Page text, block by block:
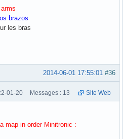
brazos
les bras
#36
2014-06-01 17:55:01
01-20 Messages : 13 Site Web
map in order Minitronic :